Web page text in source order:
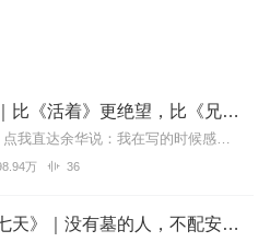
余华：第七天｜比《活着》更绝望，比《兄弟》更荒诞
《文城》有声书，点我直达余华说：我在写的时候感到现实世界的冷酷，所以我需要温暖的部分，至善的部分，给予自己希望，也想给予读者希望。我写下了一个美好的死者世界。这...
万 36
解读余华《第七天》｜没有墓的人，不配安息！